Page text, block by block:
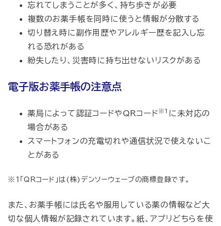
忘れてしまうことが多く、持ち歩きが必要
複数のお薬手帳を同時に使うと情報が分散する
切り替え時に副作用歴やアレルギー歴を記入し忘
れる恐れがある
紛失したり、災害時に持ち出せないリスクがある
電子版お薬手帳の注意点
薬局によって認証コードやQRコード ※1 に未対応の
場合がある
スマートフォンの充電切れや通信状況で使えないこ
とがある
※1「QRコード」は(株)デンソーウェーブの商標登録です。
また、お薬手帳には氏名や服用している薬の情報など大
切な個人情報が記録されています。紙、アプリどちらを使